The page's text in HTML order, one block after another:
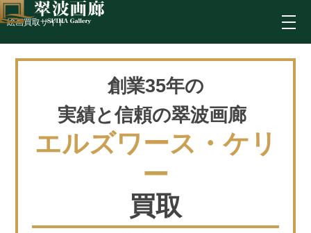
絵画買取サイト
創業35年の
実績と信頼の翠波画廊
エルズワース・ケリ
ー
買取